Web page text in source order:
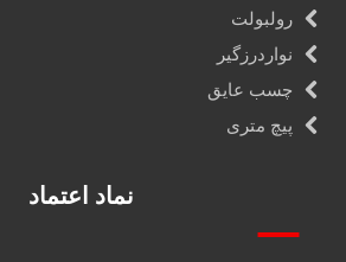
رولبولت
نواردرزگیر
چسب عایق
پیچ متری
نماد اعتماد